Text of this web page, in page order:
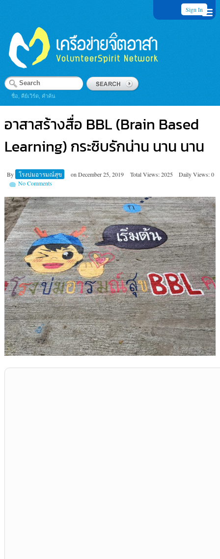
Sign In
ชื่อ, คีย์เวิร์ด, คำค้น
อาสาสร้างสื่อ BBL (Brain Based
Learning) กระซิบรักน่าน นาน นาน
By โรงบ่มอารมณ์สุข on December 25, 2019 Total Views: 2025
Daily Views: 0
No Comments